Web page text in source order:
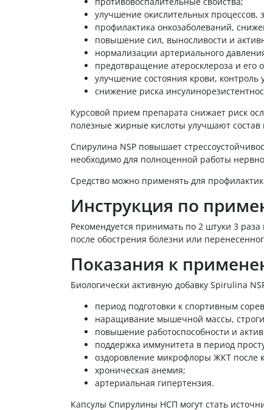
улучшение окислительных процессов,
профилактика онкозаболеваний,
повышение сил, выносливости и
нормализации артериального
предотвращение атеросклероза и его
улучшение состояния крови, контроль
снижение риска
Курсовой прием препарата снижает риск
полезные жирные кислоты улучшают
Спирулина NSP повышает
необходимо для полноценной работы
Средство можно применять для
Инструкция по
Рекомендуется принимать по 2 штуки 3
после обострения болезни или
Показания к
Биологически активную добавку Spirulina
период подготовки к спортивным
наращивание мышечной массы,
повышение работоспособности и
поддержка иммунитета в период
оздоровление микрофлоры ЖКТ после
хроническая анемия;
артериальная гипертензия.
Капсулы Спирулины НСП могут стать